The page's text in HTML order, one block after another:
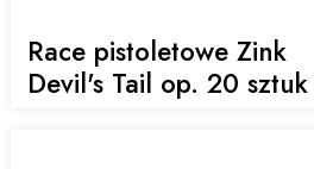
Race pistoletowe Zink
Devil's Tail op. 20 sztuk